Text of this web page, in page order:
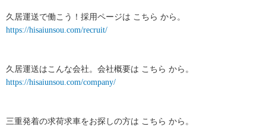
久居運送で働こう！採用ページは こちら から。
https://hisaiunsou.com/recruit/
久居運送はこんな会社。会社概要は こちら から。
https://hisaiunsou.com/company/
三重発着の求荷求車をお探しの方は こちら から。